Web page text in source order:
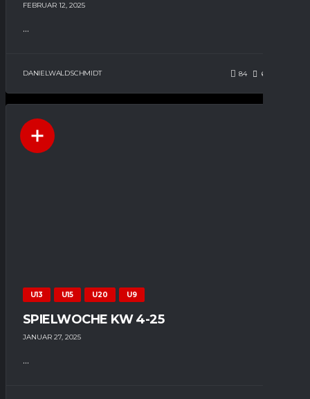
FEBRUAR 12, 2025
...
DANIELWALDSCHMIDT 84 64
U13 U15 U20 U9
SPIELWOCHE KW 4-25
JANUAR 27, 2025
...